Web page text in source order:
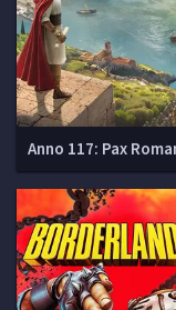
Anno 117: Pax